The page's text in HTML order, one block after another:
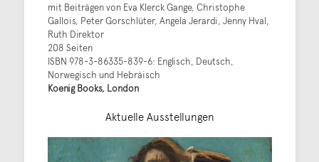
mit Beiträgen von Eva Klerck Gange, Christophe
Gallois, Peter Gorschlüter, Angela Jerardi, Jenny Hval,
Ruth Direktor
208 Seiten
ISBN 978-3-86335-839-6: Englisch, Deutsch,
Norwegisch und Hebräisch
Koenig Books, London
Aktuelle Ausstellungen